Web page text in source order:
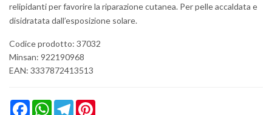
relipidanti per favorire la riparazione cutanea. Per pelle accaldata e
disidratata dall’esposizione solare.
Codice prodotto: 37032
Minsan: 922190968
EAN: 3337872413513
FacebookWhatsAppTelegram